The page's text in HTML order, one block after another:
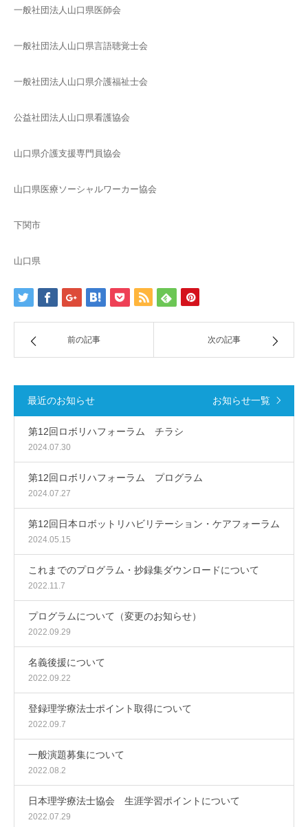
一般社団法人山口県医師会
一般社団法人山口県言語聴覚士会
一般社団法人山口県介護福祉士会
公益社団法人山口県看護協会
山口県介護支援専門員協会
山口県医療ソーシャルワーカー協会
下関市
山口県
前の記事 次の記事
最近のお知らせ お知らせ一覧
第12回ロボリハフォーラム チラシ
2024.07.30
第12回ロボリハフォーラム プログラム
2024.07.27
第12回日本ロボットリハビリテーション・ケアフォーラム
2024.05.15
これまでのプログラム・抄録集ダウンロードについて
2022.11.7
プログラムについて（変更のお知らせ）
2022.09.29
名義後援について
2022.09.22
登録理学療法士ポイント取得について
2022.09.7
一般演題募集について
2022.08.2
日本理学療法士協会 生涯学習ポイントについて
2022.07.29